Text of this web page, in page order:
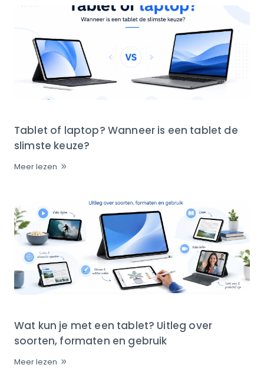
Tablet of laptop? Wanneer is een tablet de
slimste keuze?
Meer lezen
Wat kun je met een tablet? Uitleg over
soorten, formaten en gebruik
Meer lezen